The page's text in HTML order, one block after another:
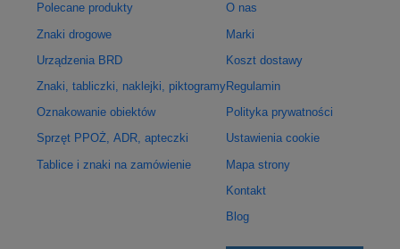
Polecane produkty
Znaki drogowe
Urządzenia BRD
Znaki, tabliczki, naklejki, piktogramy
Oznakowanie obiektów
Sprzęt PPOŻ, ADR, apteczki
Tablice i znaki na zamówienie
O nas
Marki
Koszt dostawy
Regulamin
Polityka prywatności
Ustawienia cookie
Mapa strony
Kontakt
Blog